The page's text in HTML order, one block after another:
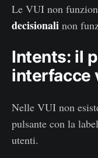
Le VUI non
decisionali non
Intents: il
interfacce
Nelle VUI non
pulsante con la
utenti.